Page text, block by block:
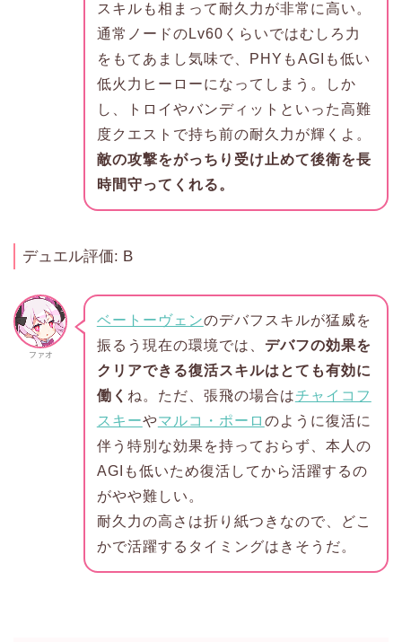
スキルも相まって耐久力が非常に高い。
通常ノードのLv60くらいではむしろ力
をもてあまし気味で、PHYもAGIも低い
低火力ヒーローになってしまう。しか
し、トロイやバンディットといった高難
度クエストで持ち前の耐久力が輝くよ。
敵の攻撃をがっちり受け止めて後衛を長
時間守ってくれる。
デュエル評価: B
ファオ
ベートーヴェンのデバフスキルが猛威を
振るう現在の環境では、 デバフの効果を
クリアできる復活スキルはとても有効に
働く ね。ただ、張飛の場合はチャイコフ
スキーやマルコ・ポーロ のように復活に
伴う特別な効果を持っておらず、本人の
AGIも低いため復活してから活躍するの
がやや難しい。
耐久力の高さは折り紙つきなので、どこ
かで活躍するタイミングはきそうだ。